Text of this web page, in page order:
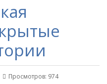
Просмотров: 974